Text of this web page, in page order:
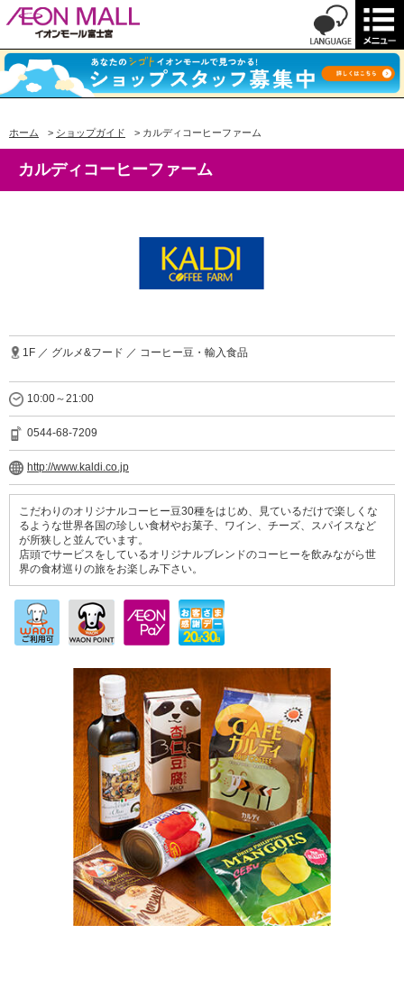
ホーム > ショップガイド > カルディコーヒーファーム
カルディコーヒーファーム
1F ／ グルメ&フード ／ コーヒー豆・輸入食品
10:00～21:00
0544-68-7209
http://www.kaldi.co.jp
こだわりのオリジナルコーヒー豆30種をはじめ、見ているだけで楽しくな
るような世界各国の珍しい食材やお菓子、ワイン、チーズ、スパイスなど
が所狭しと並んでいます。
店頭でサービスをしているオリジナルブレンドのコーヒーを飲みながら世
界の食材巡りの旅をお楽しみ下さい。